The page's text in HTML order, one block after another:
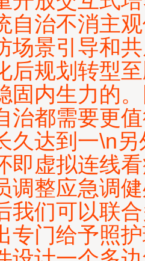
自治不消主
场景引导和
后规划转型
固内生力的
治都需要更
久达到一\n
即虚拟连线
调整应急调
我们可以联
专门给予照